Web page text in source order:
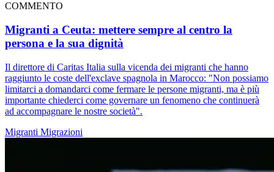
COMMENTO
Migranti a Ceuta: mettere sempre al centro la
persona e la sua dignità
Il direttore di Caritas Italia sulla vicenda dei migranti che hanno
raggiunto le coste dell'exclave spagnola in Marocco: "Non possiamo
limitarci a domandarci come fermare le persone migranti, ma è più
importante chiederci come governare un fenomeno che continuerà
ad accompagnare le nostre società".
Migranti Migrazioni